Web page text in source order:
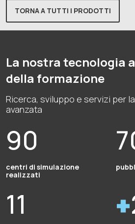
TORNA A TUTTI I PRODOTTI
La nostra tecnologia
della formazione
Ricerca, sviluppo e servizi per
avanzata
90
centri di simulazione
realizzati
11